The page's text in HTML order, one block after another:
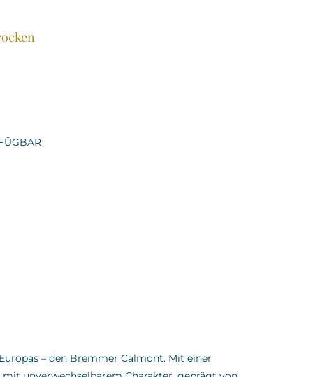
– den Bremmer Calmont. Mit einer